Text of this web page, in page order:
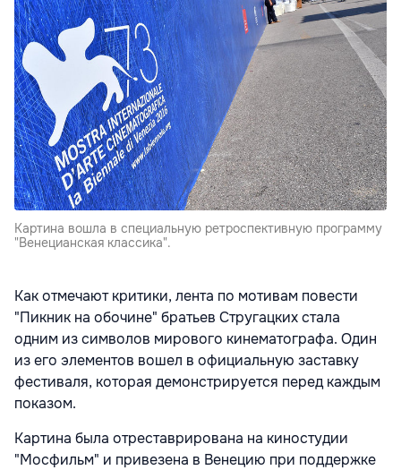
Картина вошла в специальную ретроспективную программу
"Венецианская классика".
Как отмечают критики, лента по мотивам повести
"Пикник на обочине" братьев Стругацких стала
одним из символов мирового кинематографа. Один
из его элементов вошел в официальную заставку
фестиваля, которая демонстрируется перед каждым
показом.
Картина была отреставрирована на киностудии
"Мосфильм" и привезена в Венецию при поддержке